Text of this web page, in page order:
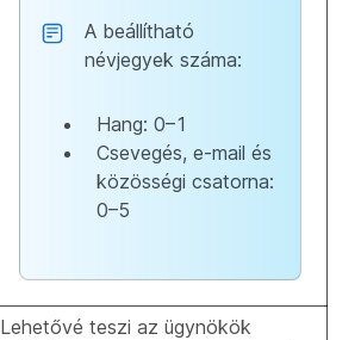
A beállítható
névjegyek száma:
Hang: 0–1
Csevegés, e-mail és
közösségi csatorna:
0–5
Lehetővé teszi az ügynökök